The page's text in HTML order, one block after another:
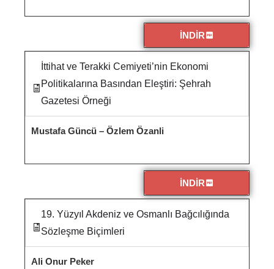
İNDİR
İttihat ve Terakki Cemiyeti’nin Ekonomi
Politikalarına Basından Eleştiri: Şehrah
Gazetesi Örneği
Mustafa Güncü – Özlem Özanli
İNDİR
19. Yüzyıl Akdeniz ve Osmanlı Bağcılığında
Sözleşme Biçimleri
Ali Onur Peker